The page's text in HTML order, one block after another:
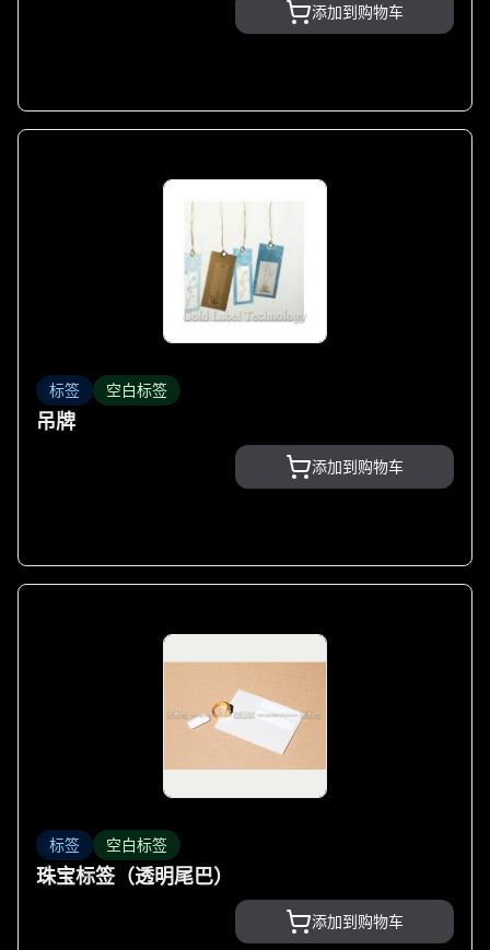
添加到购物车
标签 空白标签
吊牌
添加到购物车
标签 空白标签
珠宝标签（透明尾巴）
添加到购物车